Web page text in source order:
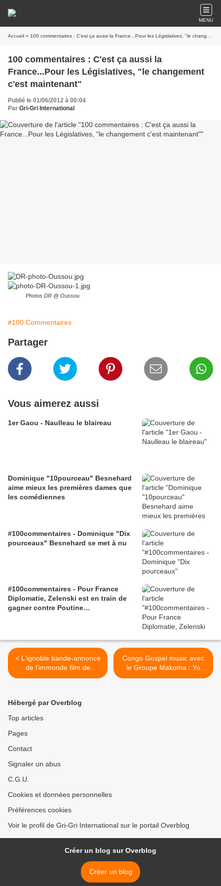
MENU
Accueil » 100 commentaires : C'est ça aussi la France...Pour les Législatives, "le changement c'est maintenant"
100 commentaires : C'est ça aussi la
France...Pour les Législatives, "le changement
c'est maintenant"
Publié le 01/06/2012 à 00:04
Par Gri-Gri International
Photos DR @ Oussou
#100 Commentaires
Partager
Vous aimerez aussi
1er Gaou - Naulleau le blaireau
Dominique "10pourceau" Besnehard
aime mieux les premières dames que
les comédiennes
#100commentaires - Dominique "Dix
pourceaux" Besnehard se met à nu
#100commentaires - Pour France
Diplomatie, Zelenski est en train de
gagner contre Poutine…
< L'ignoble bande-annonce
de l'immonde film de
l'atroce BHL sur l'annexion
Congo Gospel music avec
le Groupe Makoma : Yo
Ozali >
Hébergé par Overblog
Top articles
Pages
Contact
Signaler un abus
C.G.U.
Cookies et données personnelles
Préférences cookies
Voir le profil de Gri-Gri International sur le portail Overblog
Créer un blog sur Overblog
Créer un blog